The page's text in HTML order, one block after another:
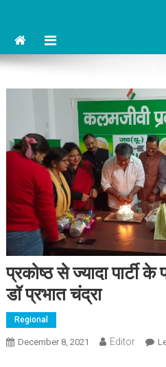
प्रकोष्ठ से ज्यादा पार्टी के
डॉ प्रभात चंद्रा
Regional
December 8, 2021 Editor